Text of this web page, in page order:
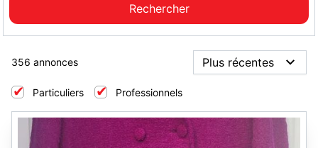
356 annonces
Particuliers Professionnels